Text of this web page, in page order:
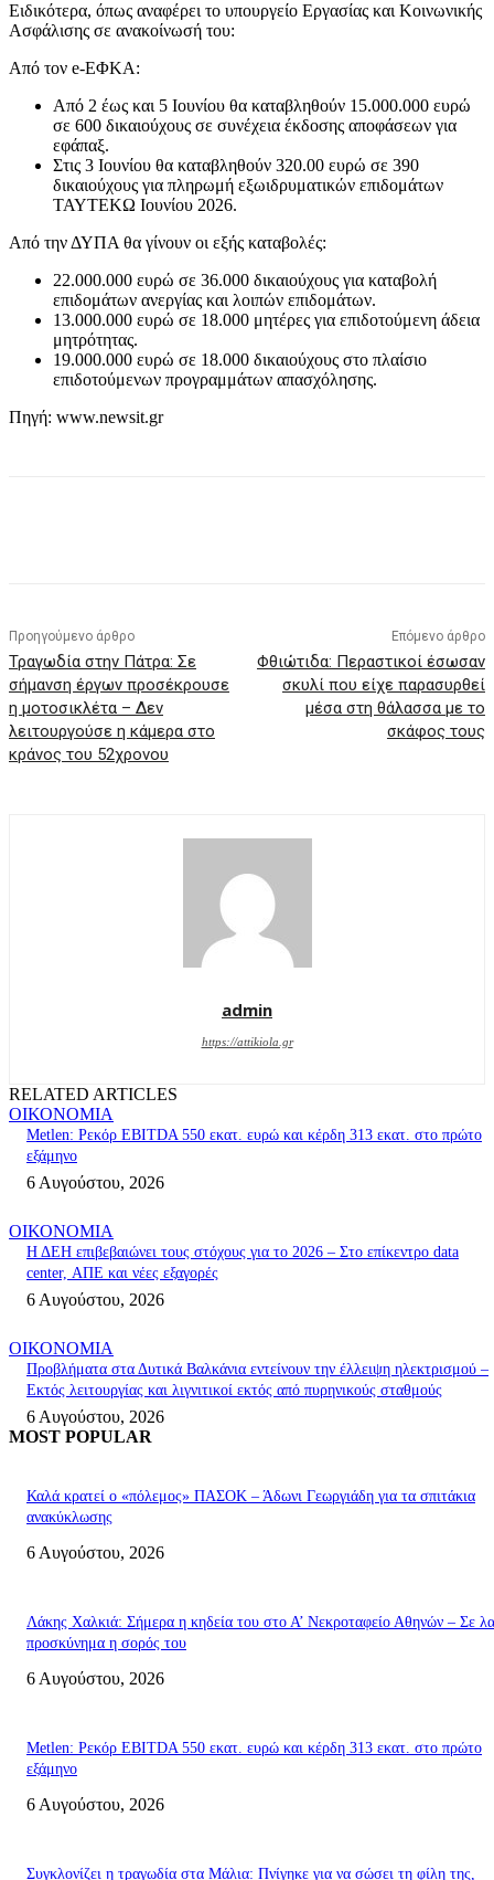
Ειδικότερα, όπως αναφέρει το υπουργείο Εργασίας και Κοινωνικής
Ασφάλισης σε ανακοίνωσή του:
Από τον e-ΕΦΚΑ:
Από 2 έως και 5 Ιουνίου θα καταβληθούν 15.000.000 ευρώ
σε 600 δικαιούχους σε συνέχεια έκδοσης αποφάσεων για
εφάπαξ.
Στις 3 Ιουνίου θα καταβληθούν 320.00 ευρώ σε 390
δικαιούχους για πληρωμή εξωιδρυματικών επιδομάτων
ΤΑΥΤΕΚΩ Ιουνίου 2026.
Από την ΔΥΠΑ θα γίνουν οι εξής καταβολές:
22.000.000 ευρώ σε 36.000 δικαιούχους για καταβολή
επιδομάτων ανεργίας και λοιπών επιδομάτων.
13.000.000 ευρώ σε 18.000 μητέρες για επιδοτούμενη άδεια
μητρότητας.
19.000.000 ευρώ σε 18.000 δικαιούχους στο πλαίσιο
επιδοτούμενων προγραμμάτων απασχόλησης.
Πηγή: www.newsit.gr
Προηγούμενο άρθρο
Τραγωδία στην Πάτρα: Σε
σήμανση έργων προσέκρουσε
η μοτοσικλέτα – Δεν
λειτουργούσε η κάμερα στο
κράνος του 52χρονου
Επόμενο άρθρο
Φθιώτιδα: Περαστικοί έσωσαν
σκυλί που είχε παρασυρθεί
μέσα στη θάλασσα με το
σκάφος τους
admin
https://attikiola.gr
RELATED ARTICLES
ΟΙΚΟΝΟΜΙΑ
Metlen: Ρεκόρ EBITDA 550 εκατ. ευρώ και κέρδη 313 εκατ. στο πρώτο
εξάμηνο
6 Αυγούστου, 2026
ΟΙΚΟΝΟΜΙΑ
Η ΔΕΗ επιβεβαιώνει τους στόχους για το 2026 – Στο επίκεντρο data
center, ΑΠΕ και νέες εξαγορές
6 Αυγούστου, 2026
ΟΙΚΟΝΟΜΙΑ
Προβλήματα στα Δυτικά Βαλκάνια εντείνουν την έλλειψη ηλεκτρισμού –
Εκτός λειτουργίας και λιγνιτικοί εκτός από πυρηνικούς σταθμούς
6 Αυγούστου, 2026
MOST POPULAR
Καλά κρατεί ο «πόλεμος» ΠΑΣΟΚ – Άδωνι Γεωργιάδη για τα σπιτάκια
ανακύκλωσης
6 Αυγούστου, 2026
Λάκης Χαλκιά: Σήμερα η κηδεία του στο Α’ Νεκροταφείο Αθηνών – Σε
προσκύνημα η σορός του
6 Αυγούστου, 2026
Metlen: Ρεκόρ EBITDA 550 εκατ. ευρώ και κέρδη 313 εκατ. στο πρώτο
εξάμηνο
6 Αυγούστου, 2026
Συγκλονίζει η τραγωδία στα Μάλια: Πνίγηκε για να σώσει τη φίλη της,